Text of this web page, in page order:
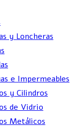
y Loncheras
e Impermeables
y Cilindros
de Vidrio
Metálicos